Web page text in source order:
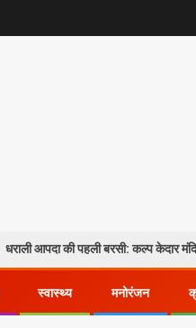
पहली बरसी: कल्प केदार मंदिर के
स्वास्थ्य मनोरंजन